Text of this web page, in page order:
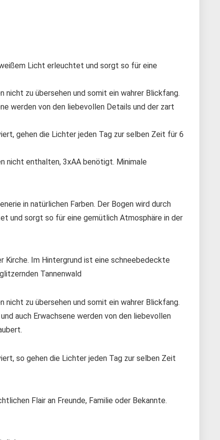
Licht erleuchtet und sorgt so für eine
zu übersehen und somit ein wahrer Blickfang.
werden von den liebevollen Details und der zart
gehen die Lichter jeden Tag zur selben Zeit für 6
nicht enthalten, 3xAA benötigt. Minimale
in natürlichen Farben. Der Bogen wird durch
und sorgt so für eine gemütlich Atmosphäre in der
Kirche. Im Hintergrund ist eine schneebedeckte
Tannenwald
zu übersehen und somit ein wahrer Blickfang.
auch Erwachsene werden von den liebevollen
so gehen die Lichter jeden Tag zur selben Zeit
Flair an Freunde, Familie oder Bekannte.